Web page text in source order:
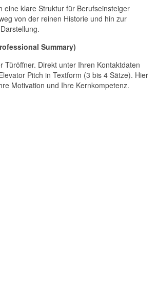
eine klare Struktur für Berufseinsteiger
von der reinen Historie und hin zur
Summary)
Türöffner. Direkt unter Ihren Kontaktdaten
Pitch in Textform (3 bis 4 Sätze). Hier
Motivation und Ihre Kernkompetenz.